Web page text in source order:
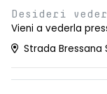
Desideri
Vieni a vederla
Strada Bressana